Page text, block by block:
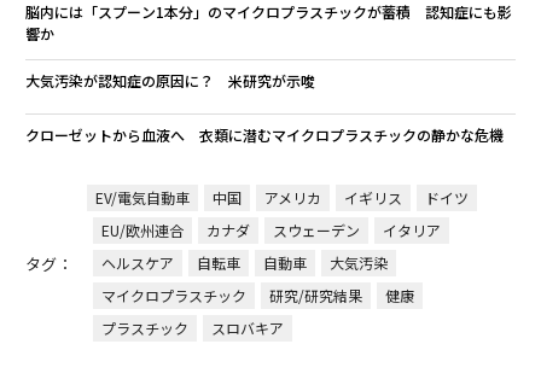
脳内には「スプーン1本分」のマイクロプラスチックが蓄積 認知症にも影
響か
大気汚染が認知症の原因に？ 米研究が示唆
クローゼットから血液へ 衣類に潜むマイクロプラスチックの静かな危機
タグ：
EV/電気自動車 中国 アメリカ イギリス
ドイツ
EU/欧州連合
カナダ スウェーデン
イタリア
ヘルスケア
自転車 自動車
大気汚染
マイクロプラスチック
研究/研究結果
健康
プラスチック
スロバキア